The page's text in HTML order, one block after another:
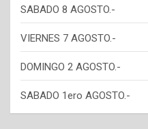
SABADO 8 AGOSTO.-
VIERNES 7 AGOSTO.-
DOMINGO 2 AGOSTO.-
SABADO 1ero AGOSTO.-